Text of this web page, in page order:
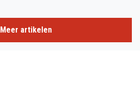
Meer artikelen